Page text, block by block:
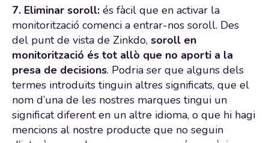
7. Eliminar soroll: és fàcil que en activar la
monitorització comenci a entrar-nos soroll. Des
del punt de vista de Zinkdo, soroll en
monitorització és tot allò que no aporti a la
presa de decisions. Podria ser que alguns dels
termes introduïts tinguin altres significats, que el
nom d’una de les nostres marques tingui un
significat diferent en un altre idioma, o que hi hagi
mencions al nostre producte que no seguin